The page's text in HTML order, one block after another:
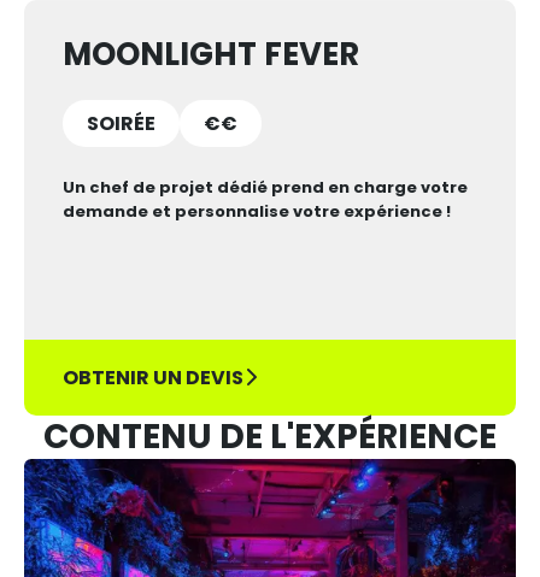
MOONLIGHT FEVER
SOIRÉE €€
Un chef de projet dédié prend en charge votre
demande et personnalise votre expérience !
OBTENIR UN DEVIS
CONTENU DE L'EXPÉRIENCE